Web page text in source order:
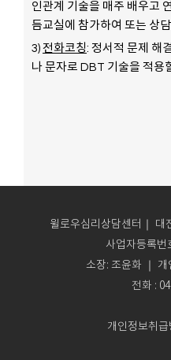
인관계 기술을 매주 배우고
듬교실에 참가하여 또는 상
3) 전화코칭: 정서적 문제 해
나 문자로 DBT 기술을 적용
윌로우심리상담센터｜ 대
사업자등록번
소장: 조윤화 ｜
전화 :
개인정보취급